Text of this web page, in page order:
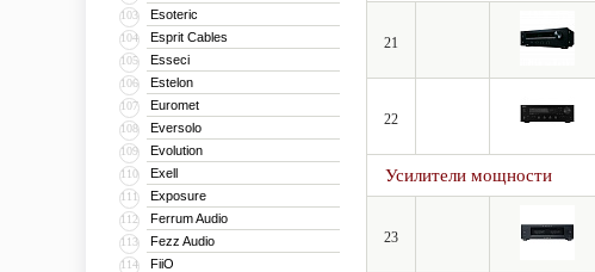
103 Esoteric
104 Esprit Cables
105 Esseci
106 Estelon
107 Euromet
108 Eversolo
109 Evolution
110 Exell
111 Exposure
112 Ferrum Audio
113 Fezz Audio
114 FiiO
21
22
Усилители мощности
23